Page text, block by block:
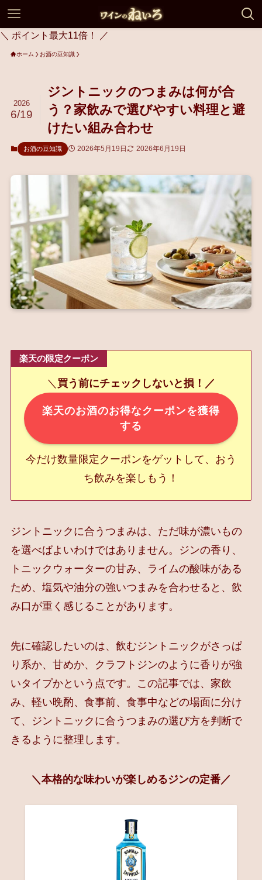
＼ ポイント最大11倍！ ／
ホーム お酒の豆知識
ジントニックのつまみは何が合
う？家飲みで選びやすい料理と避
けたい組み合わせ
2026
6/19
お酒の豆知識 2026年5月19日 2026年6月19日
楽天の限定クーポン
＼ 買う前にチェックしないと損！／
楽天のお酒のお得なクーポンを獲得
する
今だけ数量限定クーポンをゲットして、おう
ち飲みを楽しもう！
ジントニックに合うつまみは、ただ味が濃いもの
を選べばよいわけではありません。ジンの香り、
トニックウォーターの甘み、ライムの酸味がある
ため、塩気や油分の強いつまみを合わせると、飲
み口が重く感じることがあります。
先に確認したいのは、飲むジントニックがさっぱ
り系か、甘めか、クラフトジンのように香りが強
いタイプかという点です。この記事では、家飲
み、軽い晩酌、食事前、食事中などの場面に分け
て、ジントニックに合うつまみの選び方を判断で
きるように整理します。
＼本格的な味わいが楽しめるジンの定番／